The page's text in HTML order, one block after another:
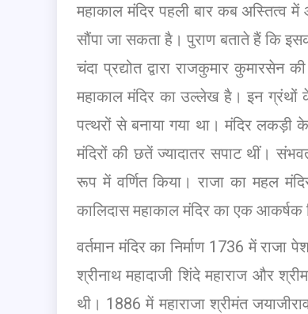
महाकाल मंदिर पहली बार कब अस्तित्व
सौंपा जा सकता है। पुराण बताते हैं कि
चंदा प्रद्योत द्वारा राजकुमार कुमारसेन
महाकाल मंदिर का उल्लेख है। इन ग्रंथों
पत्थरों से बनाया गया था। मंदिर लकड़ी
मंदिरों की छतें ज्यादातर सपाट थीं।
रूप में वर्णित किया। राजा का महल
कालिदास महाकाल मंदिर का एक आकर्षक
वर्तमान मंदिर का निर्माण 1736 में राजा
श्रीनाथ महादाजी शिंदे महाराज और
थी। 1886 में महाराजा श्रीमंत